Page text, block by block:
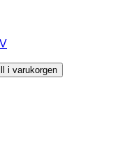
i varukorgen